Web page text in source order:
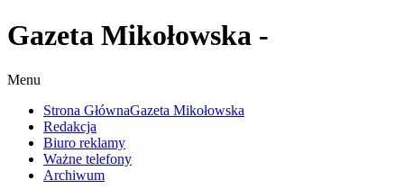
Gazeta Mikołowska -
Menu
Strona GłównaGazeta Mikołowska
Redakcja
Biuro reklamy
Ważne telefony
Archiwum